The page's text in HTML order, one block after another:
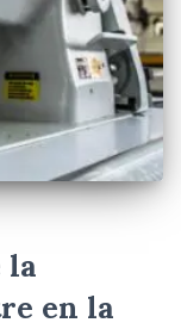
la
en la